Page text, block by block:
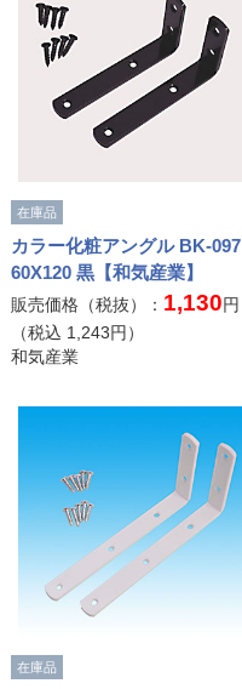
在庫品
カラー化粧アングル BK-097
60X120 黒【和気産業】
販売価格（税抜）： 1,130円
（税込 1,243円）
和気産業
在庫品